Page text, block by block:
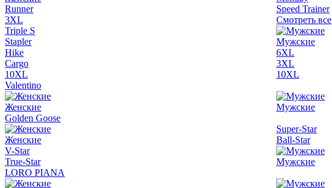
Runner
3XL
Triple S
Stapler
Hike
Cargo
10XL
Speed Trainer
Смотреть все
Мужские
6XL
3XL
10XL
Valentino
Женские
Мужские
Golden Goose
Женские
V-Star
True-Star
Super-Star
Ball-Star
Мужские
LORO PIANA